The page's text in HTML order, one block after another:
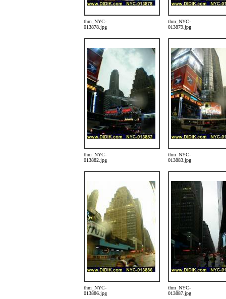
thm_NYC-
013878.jpg
thm_NYC-
013879.jpg
thm_NYC-
013882.jpg
thm_NYC-
013883.jpg
thm_NYC-
013886.jpg
thm_NYC-
013887.jpg